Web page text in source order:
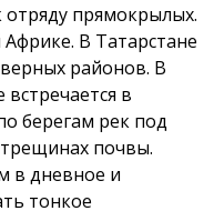
отряду прямокрылых.
В Татарстане
районов. В
в
берегам рек под
почвы.
в дневное и
тонкое